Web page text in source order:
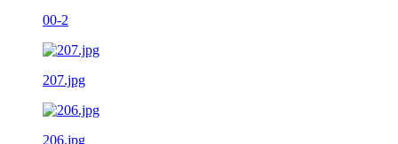
00-2
207.jpg
206.jpg